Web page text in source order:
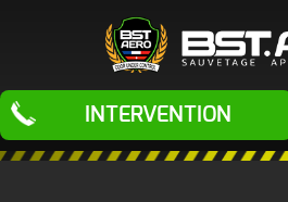
INTERVENTION